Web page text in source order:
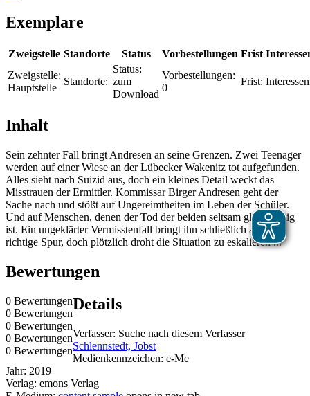
Exemplare
Zweigstelle Standorte Status Vorbestellungen Frist
Zweigstelle:
Hauptstelle
Standorte:
Status:
zum
Download
Vorbestellungen:
0
Frist:
Inhalt
Sein zehnter Fall bringt Andresen an seine Grenzen. Zwei Teenager
werden auf einer Wiese an der Lübecker Wakenitz tot aufgefunden.
Alles sieht nach Suizid aus, doch ein kleines Detail weckt das
Misstrauen der Ermittler. Kommissar Birger Andresen geht der
Sache nach und stößt auf Ungereimtheiten im Leben der Schüler.
Und auf Menschen, denen der Tod der beiden seltsam gleichgültig
ist. Ein ungeklärter Vermisstenfall bringt ihn schließlich auf die
richtige Spur, doch plötzlich droht die Situation zu eskalieren ...
Bewertungen
0 Bewertungen
0 Bewertungen
0 Bewertungen
0 Bewertungen
0 Bewertungen
Details
Verfasser: Suche nach diesem Verfasser
Schlennstedt, Jobst
Medienkennzeichen: e-Me
Jahr: 2019
Verlag: emons Verlag